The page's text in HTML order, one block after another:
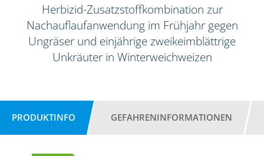
Herbizid-Zusatzstoffkombination zur
Nachauflaufanwendung im Frühjahr gegen
Ungräser und einjährige zweikeimblättrige
Unkräuter in Winterweichweizen
PRODUKTINFO GEFAHRENINFORMATIONEN